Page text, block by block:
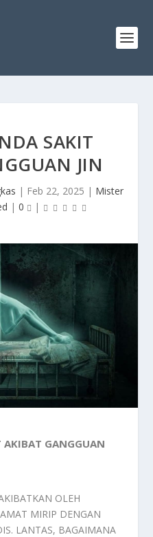
SAKIT
JIN
| Feb 22, 2025 | Mister
| 0 |
GANGGUAN
OLEH
MIRIP DENGAN
LANTAS, BAGAIMANA